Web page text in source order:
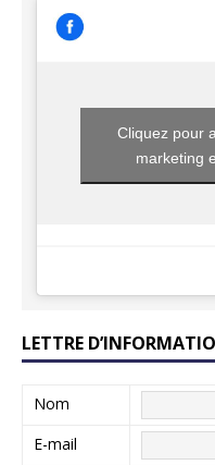
Cliquez pour
marketing
LETTRE
Nom
E-mail